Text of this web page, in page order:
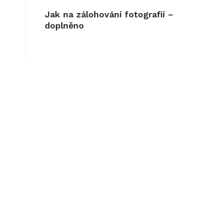
Jak na zálohování fotografií –
doplněno